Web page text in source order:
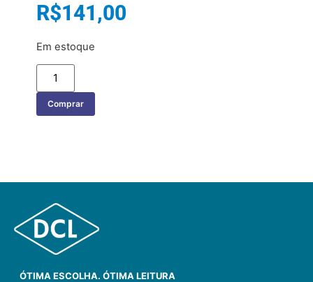
R$141,00
Em estoque
Comprar
ÓTIMA ESCOLHA. ÓTIMA LEITURA